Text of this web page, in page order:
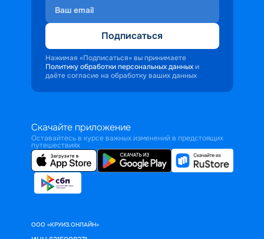
Подписаться
Нажимая «Подписаться» вы принимаете
Политику обработки персональных данных и
даёте согласие на обработку ваших данных
Скачайте приложение
Оставайтесь в курсе важных изменений в предстоящих
путешествиях
ООО «КРУИЗ.ОНЛАЙН»